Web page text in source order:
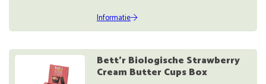
Informatie
Bett'r Biologische Strawberry
Cream Butter Cups Box